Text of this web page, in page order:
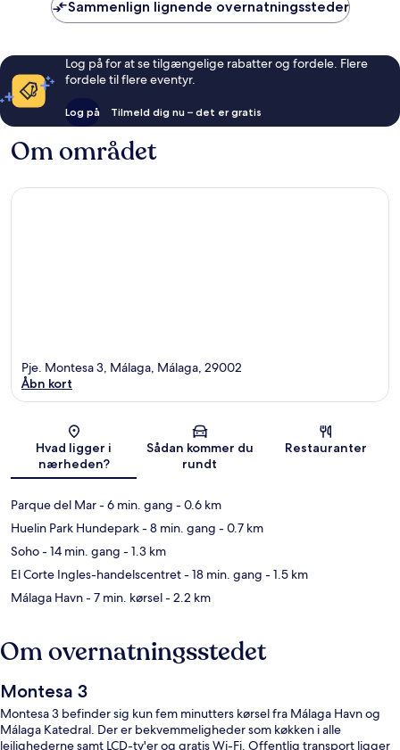
Sammenlign lignende overnatningssteder
Log på for at se tilgængelige rabatter og fordele. Flere
fordele til flere eventyr.
Log på Tilmeld dig nu – det er gratis
Om området
Kort
Pje. Montesa 3, Málaga, Málaga, 29002
Åbn kort
Hvad ligger i
nærheden?
Sådan kommer du
rundt
Restauranter
Parque del Mar- 6 min. gang - 0.6 km
Huelin Park Hundepark- 8 min. gang - 0.7 km
Soho- 14 min. gang - 1.3 km
El Corte Ingles-handelscentret- 18 min. gang - 1.5 km
Málaga Havn- 7 min. kørsel- 2.2 km
Om overnatningsstedet
Montesa 3
Montesa 3 befinder sig kun fem minutters kørsel fra Málaga Havn og
Málaga Katedral. Der er bekvemmeligheder som køkken i alle
lejlighederne samt LCD-tv'er og gratis Wi-Fi. Offentlig transport ligger